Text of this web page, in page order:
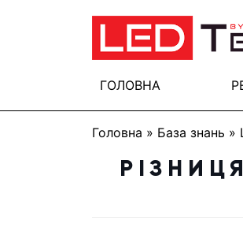
ГОЛОВНА
Головна » База знань »